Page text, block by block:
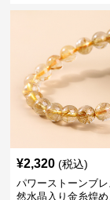
¥2,320 (税込)
パワーストーンブ
然水晶入り金糸煌